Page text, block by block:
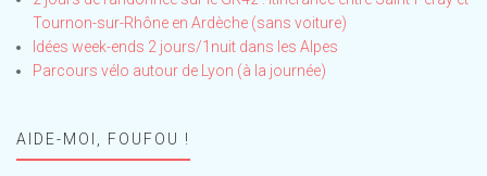
Tournon-sur-Rhône en Ardèche (sans voiture)
Idées week-ends 2 jours/1nuit dans les Alpes
Parcours vélo autour de Lyon (à la journée)
AIDE-MOI, FOUFOU !